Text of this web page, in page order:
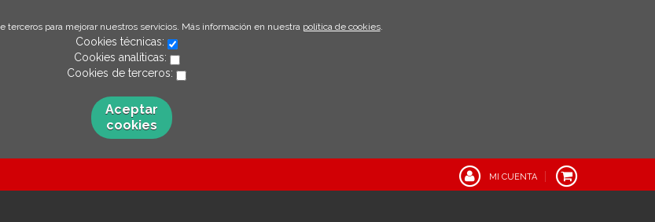
terceros para mejorar nuestros servicios. Más información en nuestra política de cookies.
Cookies técnicas:
Cookies analíticas:
Cookies de terceros:
Aceptar
cookies
MI CUENTA